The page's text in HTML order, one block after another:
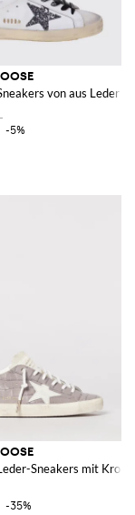
von aus Leder
-5%
Sneakers mit
-35%